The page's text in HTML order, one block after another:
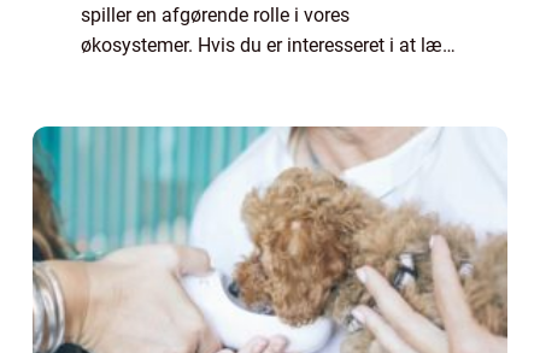
spiller en afgørende rolle i vores
økosystemer. Hvis du er interesseret i at lære